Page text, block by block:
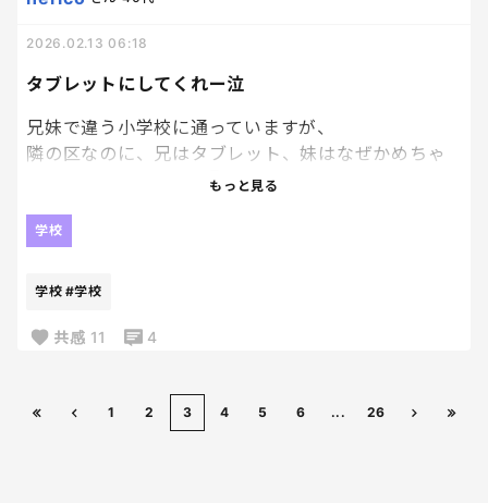
タブレットにしてくれー泣
2026.02.13 06:18
兄妹で違う小学校に通っていますが、
隣の区なのに、兄はタブレット、妹はなぜかめちゃ
くちゃ重いパソコン…😇
学校はタブレットって言ってるけど、まんまパソコン
付属してる。
同じのにしてくれよ…
パソコンじゃなくて、タブレットにしてくれよ…
もっと見る
学校
学校 #学校
共感 11 4
1 2 3 4 5 6 ... 26